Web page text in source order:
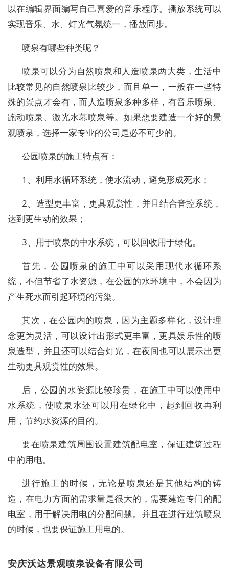
以在编辑界面编写自己喜爱的音乐程序。播放系统可以
实现音乐、水、灯光气氛统一，播放同步。
喷泉有哪些种类呢？
喷泉可以分为自然喷泉和人造喷泉两大类，生活中
比较常见的自然喷泉比较少，而且单一，一般在一些特
殊的景点才会有，而人造喷泉多种多样，有音乐喷泉、
跑动喷泉、激光水幕喷泉等。如果想要建造一个好的景
观喷泉，选择一家专业的公司是必不可少的。
公园喷泉的施工特点有：
1、利用水循环系统，使水流动，避免形成死水；
2、造型更丰富，更具观赏性，并且结合音控系统，
达到更生动的效果；
3、用于喷泉的中水系统，可以回收用于绿化。
首先，公园喷泉的施工中可以采用现代水循环系
统，不但节省了水资源，在公园的水环境中，不会因为
产生死水而引起环境的污染。
其次，在公园内的喷泉，因为主题多样化，设计理
念更为灵活，可以设计出形式更丰富，更具娱乐性的喷
泉造型，并且还可以结合灯光，在夜间也可以展示出更
生动更具观赏性的效果。
后，公园的水资源比较珍贵，在施工中可以使用中
水系统，使喷泉水还可以用在绿化中，起到回收再利
用，节约水资源的目的。
要在喷泉建筑周围设置建筑配电室，保证建筑过程
中的用电。
进行施工的时候，无论是喷泉还是其他结构的铸
造，在电力方面的需求量是很大的，需要建造专门的配
电室，用于解决用电的分配问题。并且在进行建筑喷泉
的时候，也要保证施工用电的。
安庆沃达景观喷泉设备有限公司